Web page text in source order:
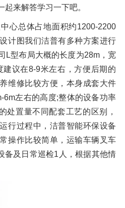
破碎机
锤式破碎机 移动式破碎站
成型机 生物质颗粒机
打包机
套机组
闭式破碎系统 废轮胎热解系统
破胶机组
分离设备
机 滚筒筛
除尘器 轮胎抽丝机
来解答学习一下吧。
心总体占地面积约1200-2200
计图我们洁普有多种方案进行
L型布局大概的长度为28m，宽
建议在8-9米左右，方便后期的
维修比较方便，本身成套大件
6m左右的高度;整体的设备功率
处置量不同配套工艺的区别，
行过程中，洁普智能环保设备
操作比较简单，运输车辆叉车
备及日常巡检1人，根据其他情